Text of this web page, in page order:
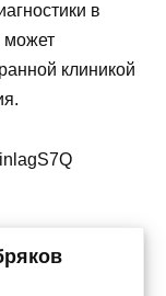
в
может
клиникой